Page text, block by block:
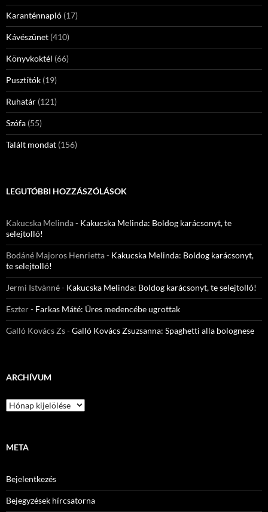
Karanténnapló (17)
Kávészünet (410)
Könyvkoktél (66)
Pusztítók (19)
Ruhatár (121)
Szófa (55)
Talált mondat (156)
LEGUTÓBBI HOZZÁSZÓLÁSOK
Kakucska Melinda- Kakucska Melinda: Boldog karácsonyt, te
selejtolló!
Bodáné Majoros Henrietta- Kakucska Melinda: Boldog karácsonyt,
te selejtolló!
Jermi Istvànné- Kakucska Melinda: Boldog karácsonyt, te selejtolló!
Eszter- Farkas Máté: Üres medencébe ugrottak
Galló Kovács Zs-Galló Kovács Zsuzsanna: Spaghetti alla bolognese
ARCHÍVUM
Archívum
META
Bejelentkezés
Bejegyzések hírcsatorna